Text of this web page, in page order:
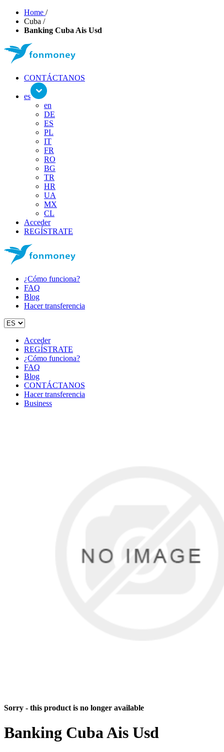
Home /
Cuba /
Banking Cuba Ais Usd
CONTÁCTANOS
es
en
DE
ES
PL
IT
FR
RO
BG
TR
HR
UA
MX
CL
Acceder
REGÍSTRATE
¿Cómo funciona?
FAQ
Blog
Hacer transferencia
Acceder
REGÍSTRATE
¿Cómo funciona?
FAQ
Blog
CONTÁCTANOS
Hacer transferencia
Business
Sorry - this product is no longer available
Banking Cuba Ais Usd